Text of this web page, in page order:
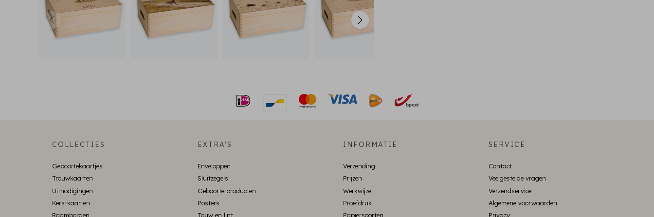
COLLECTIES
Geboortekaartjes
Trouwkaarten
Uitnodigingen
Kerstkaarten
Raamborden
EXTRA'S
Enveloppen
Sluitzegels
Geboorte producten
Posters
Touw en lint
INFORMATIE
Verzending
Prijzen
Werkwijze
Proefdruk
Papiersoorten
SERVICE
Contact
Veelgestelde vragen
Verzendservice
Algemene voorwaarden
Privacy